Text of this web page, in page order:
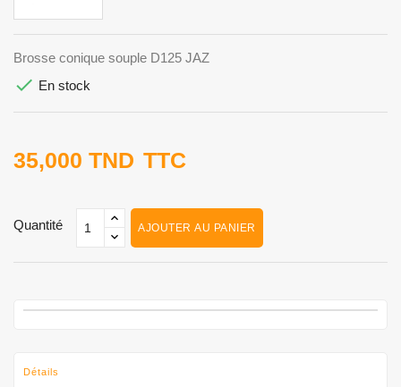
Brosse conique souple D125 JAZ
 En stock
35,000 TND TTC
Quantité AJOUTER AU PANIER
Détails